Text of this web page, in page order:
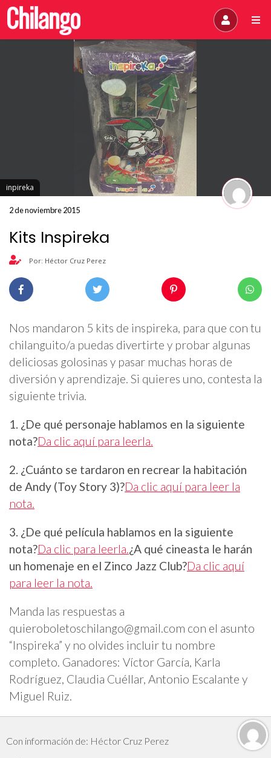
inpireka
2 de noviembre 2015
Kits Inspireka
Por: Héctor Cruz Perez
Nos mandaron 5 kits de inspireka, para que con tu
chilanguito/a puedas divertirte y probar algunas
deliciosas golosinas y pasar muchas horas de
diversión y aprendizaje. Si quieres uno, contesta la
siguiente trivia.
1. ¿De qué personaje hablamos en la siguiente
nota?Da clic aquí para leerla.
2. ¿Cuánto se tardaron en recrear la habitación
de Andy (Toy Story 3)?Da clic aquí para leer la
nota.
3. ¿De qué película hablamos en la siguiente
nota?Da clic para leerla.¿A qué cineasta le harán
un homenaje en el Zinco Jazz Club?Da clic aquí
para leer la nota.
Manda las respuestas a
quieroboletoschilango@gmail.com con el asunto
“Inspireka” y no olvides incluir tu nombre
completo. Ganadores: Víctor García, Karla
Rodríguez, Claudia Cuéllar, Antonio Escalante y
Miguel Ruiz.
Con información de: Héctor Cruz Perez